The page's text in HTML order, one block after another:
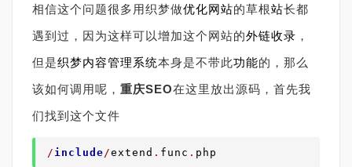
相信这个问题很多用织梦做优化网站的草根站长都
遇到过，因为这样可以增加这个网站的外链收录 ，
但是织梦内容管理系统本身是不带此功能的，那么
该如何调用呢， 重庆SEO在这里放出源码，首先我
们找到这个文件
/ include/extend . func . php